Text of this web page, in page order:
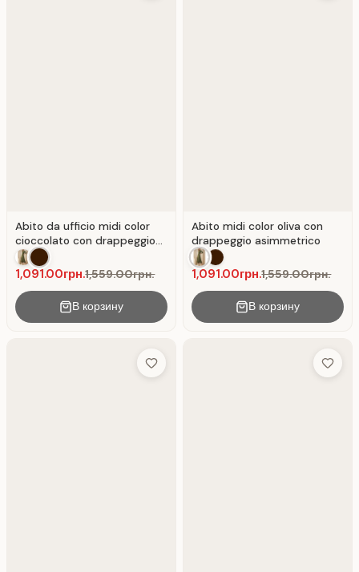
Abito da ufficio midi color
cioccolato con drappeggio
asimmetrico
1,091.00грн.1,559.00грн.
В корзину
Abito midi color oliva con
drappeggio asimmetrico
1,091.00грн.1,559.00грн.
В корзину
Add to Wish List Add to